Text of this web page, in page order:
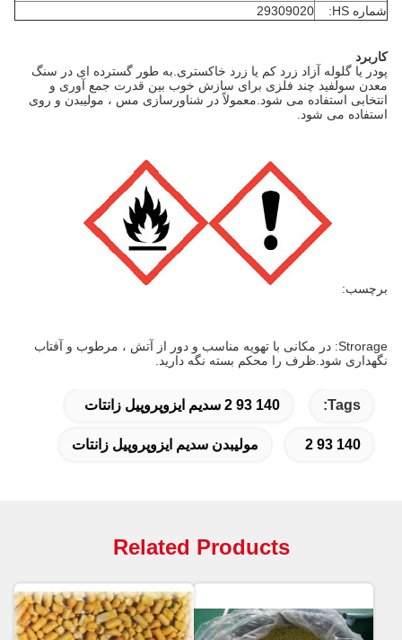
شماره HS: 29309020
کاربرد
پودر یا گلوله آزاد زرد کم یا زرد خاکستری.به طور گسترده ای در سنگ
معدن سولفید چند فلزی برای سازش خوب بین قدرت جمع آوری و
انتخابی استفاده می شود.معمولاً در شناورسازی مس ، مولیبدن و روی
استفاده می شود.
برچسب:
Strorage: در مکانی با تهویه مناسب و دور از آتش ، مرطوب و آفتاب
نگهداری شود.ظرف را محکم بسته نگه دارید.
Tags: 140 93 2 سدیم ایزوپروپیل زانتات
140 93 2 مولیبدن سدیم ایزوپروپیل زانتات
Related Products